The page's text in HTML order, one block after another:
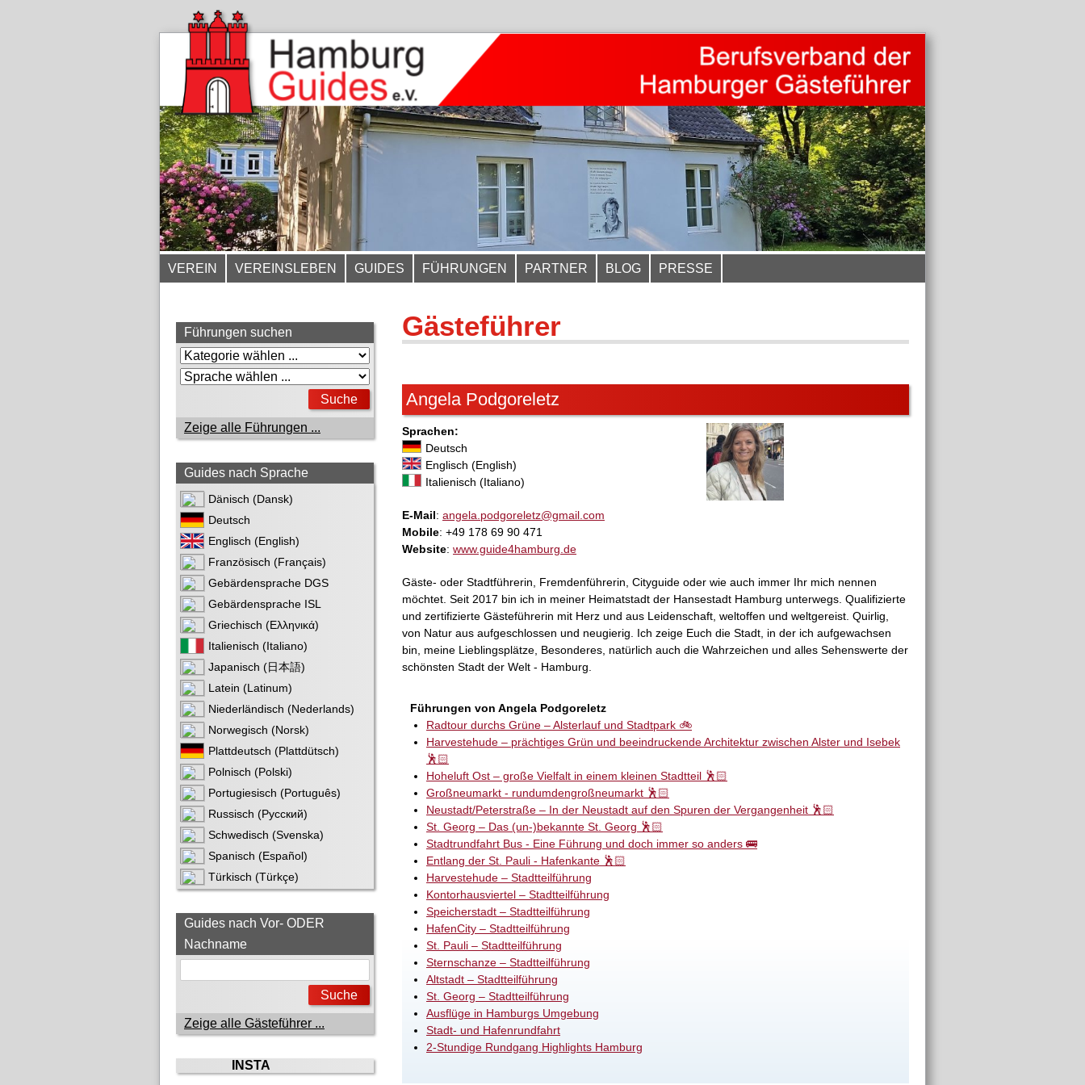
VEREIN VEREINSLEBEN GUIDES FÜHRUNGEN PARTNER BLOG PRESSE
Gästeführer
Angela Podgoreletz
Sprachen:
Deutsch
Englisch (English)
Italienisch (Italiano)
E-Mail: angela.podgoreletz@gmail.com
Mobile: +49 178 69 90 471
Website: www.guide4hamburg.de
Gäste- oder Stadtführerin, Fremdenführerin, Cityguide oder wie auch immer Ihr mich nennen
möchtet. Seit 2017 bin ich in meiner Heimatstadt der Hansestadt Hamburg unterwegs. Qualifizierte
und zertifizierte Gästeführerin mit Herz und aus Leidenschaft, weltoffen und weltgereist. Quirlig,
von Natur aus aufgeschlossen und neugierig. Ich zeige Euch die Stadt, in der ich aufgewachsen
bin, meine Lieblingsplätze, Besonderes, natürlich auch die Wahrzeichen und alles Sehenswerte der
schönsten Stadt der Welt - Hamburg.
Führungen von Angela Podgoreletz
Radtour durchs Grüne – Alsterlauf und Stadtpark 🚲
Harvestehude – prächtiges Grün und beeindruckende Architektur zwischen Alster und Isebek
🕺🏻
Hoheluft Ost – große Vielfalt in einem kleinen Stadtteil 🕺🏻
Großneumarkt - rundumdengroßneumarkt 🕺🏻
Neustadt/Peterstraße – In der Neustadt auf den Spuren der Vergangenheit 🕺🏻
St. Georg – Das (un-)bekannte St. Georg 🕺🏻
Stadtrundfahrt Bus - Eine Führung und doch immer so anders 🚌
Entlang der St. Pauli - Hafenkante 🕺🏻
Harvestehude – Stadtteilführung
Kontorhausviertel – Stadtteilführung
Speicherstadt – Stadtteilführung
HafenCity – Stadtteilführung
St. Pauli – Stadtteilführung
Sternschanze – Stadtteilführung
Altstadt – Stadtteilführung
St. Georg – Stadtteilführung
Ausflüge in Hamburgs Umgebung
Stadt- und Hafenrundfahrt
2-Stundige Rundgang Highlights Hamburg
Führungen suchen
Zeige alle Führungen ...
Guides nach Sprache
Dänisch (Dansk)
Deutsch
Englisch (English)
Französisch (Français)
Gebärdensprache DGS
Gebärdensprache ISL
Griechisch (Ελληνικά)
Italienisch (Italiano)
Japanisch (日本語)
Latein (Latinum)
Niederländisch (Nederlands)
Norwegisch (Norsk)
Plattdeutsch (Plattdütsch)
Polnisch (Polski)
Portugiesisch (Português)
Russisch (Русский)
Schwedisch (Svenska)
Spanisch (Español)
Türkisch (Türkçe)
Guides nach Vor- ODER
Nachname
Zeige alle Gästeführer ...
INSTA